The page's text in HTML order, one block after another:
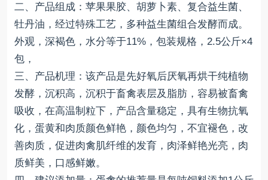
二、产品组成：苹果果胶、胡萝卜素、复合益生菌、
牡丹油，经过特殊工艺，多种益生菌组合发酵而成。
外观，深褐色，水分等于11%，包装规格，2.5公斤×4
包，
三、产品机理：该产品是先好氧后厌氧再烘干纯植物
发酵，沉积高，沉积于畜禽表层及脂肪，容易被畜禽
吸收，在高温制粒下，产品含量稳定，具有生物抗氧
化，蛋黄和肉质颜色鲜艳，颜色均匀，不宜褪色，改
善肉质，促进肉禽肌纤维的发育，肉泽鲜艳光亮，肉
质鲜美，口感鲜嫩。